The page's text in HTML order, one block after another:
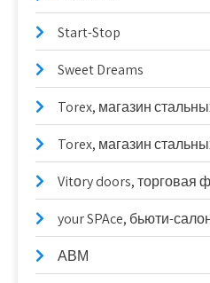
Start-Stop
Sweet Dreams
Torex, магазин
Torex, магазин
Vitоry doors, торговая
your SPAce, бьюти-
АВМ